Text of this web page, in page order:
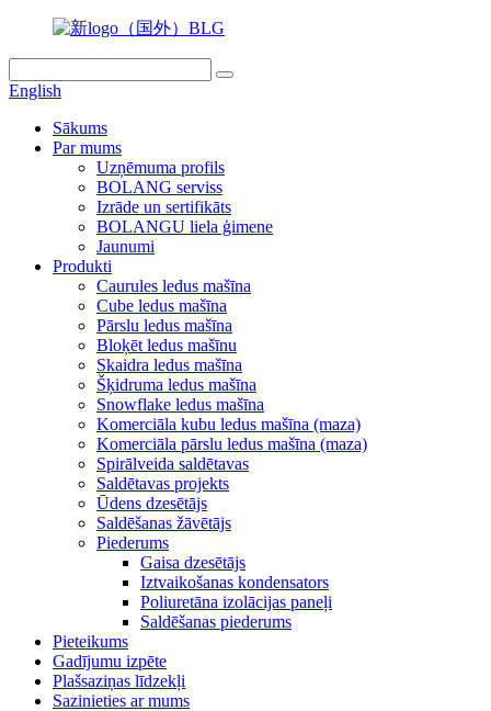
English
Sākums
Par mums
Uzņēmuma profils
BOLANG serviss
Izrāde un sertifikāts
BOLANGU liela ģimene
Jaunumi
Produkti
Caurules ledus mašīna
Cube ledus mašīna
Pārslu ledus mašīna
Bloķēt ledus mašīnu
Skaidra ledus mašīna
Šķidruma ledus mašīna
Snowflake ledus mašīna
Komerciāla kubu ledus mašīna (maza)
Komerciāla pārslu ledus mašīna (maza)
Spirālveida saldētavas
Saldētavas projekts
Ūdens dzesētājs
Saldēšanas žāvētājs
Piederums
Gaisa dzesētājs
Iztvaikošanas kondensators
Poliuretāna izolācijas paneļi
Saldēšanas piederums
Pieteikums
Gadījumu izpēte
Plašsaziņas līdzekļi
Sazinieties ar mums